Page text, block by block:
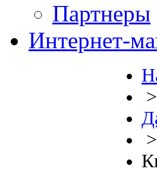
Партнеры
Интернет-
>
>